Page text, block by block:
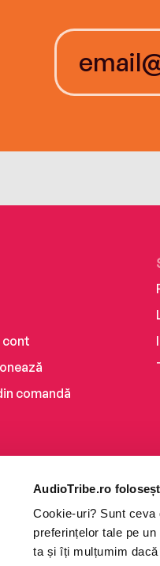
AudioTribe.ro
Cookie-uri? Sunt
preferințelor tale pe
ta și îți mulțumim
cont
comandă